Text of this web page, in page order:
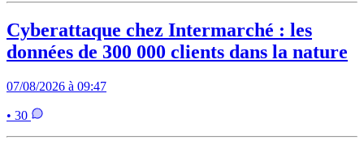
Cyberattaque chez Intermarché : les
données de 300 000 clients dans la nature
07/08/2026 à 09:47
• 30